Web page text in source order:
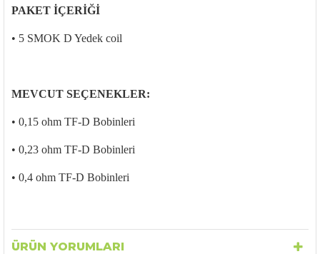
PAKET İÇERİĞİ
• 5 SMOK D Yedek coil
MEVCUT SEÇENEKLER:
• 0,15 ohm TF-D Bobinleri
• 0,23 ohm TF-D Bobinleri
• 0,4 ohm TF-D Bobinleri
ÜRÜN YORUMLARI